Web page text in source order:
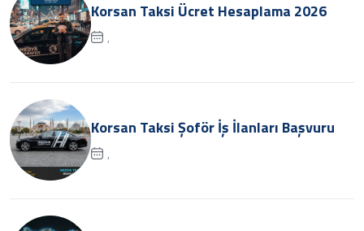
Korsan Taksi Ücret Hesaplama 2026
,
Korsan Taksi Şoför İş İlanları Başvuru
,